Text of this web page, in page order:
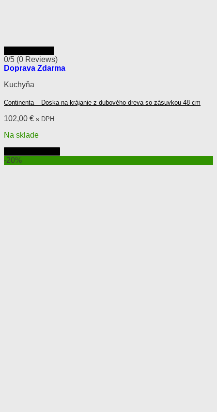
0/5 (0 Reviews)
Doprava Zdarma
Kuchyňa
Continenta – Doska na krájanie z dubového dreva so zásuvkou 48 cm
102,00 € s DPH
Na sklade
-20%